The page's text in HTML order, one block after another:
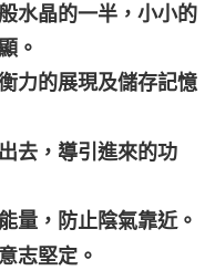
水晶的一半，小小的
。
力的展現及儲存記憶
去，導引進來的功
量，防止陰氣靠近。
志堅定。